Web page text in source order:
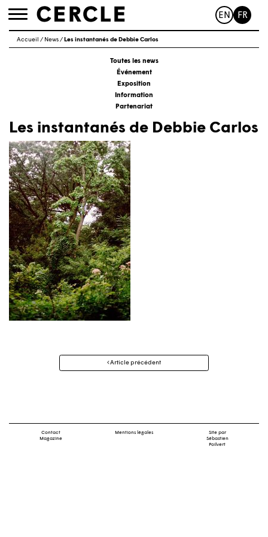
Toggle
EN FR
Accueil / News/ Les instantanés de Debbie Carlos
Toutes les news
Événement
Exposition
Information
Partenariat
Les instantanés de Debbie Carlos
Navigation
Article précédent
Contact
Magazine
Mentions légales
Site par
Sébastien
Poilvert